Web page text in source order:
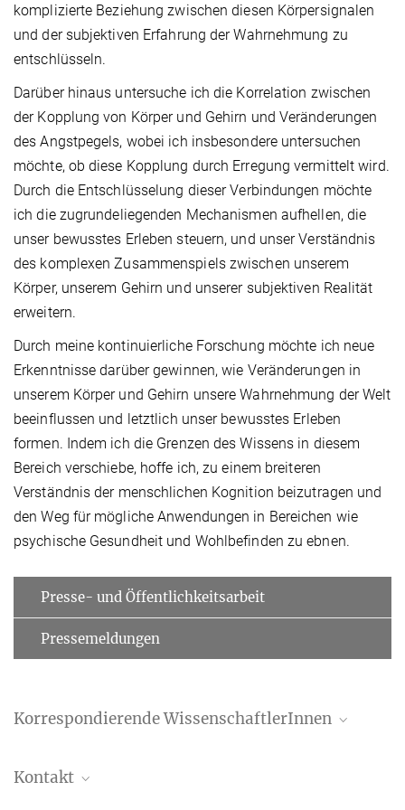
komplizierte Beziehung zwischen diesen Körpersignalen
und der subjektiven Erfahrung der Wahrnehmung zu
entschlüsseln.
Darüber hinaus untersuche ich die Korrelation zwischen
der Kopplung von Körper und Gehirn und Veränderungen
des Angstpegels, wobei ich insbesondere untersuchen
möchte, ob diese Kopplung durch Erregung vermittelt wird.
Durch die Entschlüsselung dieser Verbindungen möchte
ich die zugrundeliegenden Mechanismen aufhellen, die
unser bewusstes Erleben steuern, und unser Verständnis
des komplexen Zusammenspiels zwischen unserem
Körper, unserem Gehirn und unserer subjektiven Realität
erweitern.
Durch meine kontinuierliche Forschung möchte ich neue
Erkenntnisse darüber gewinnen, wie Veränderungen in
unserem Körper und Gehirn unsere Wahrnehmung der Welt
beeinflussen und letztlich unser bewusstes Erleben
formen. Indem ich die Grenzen des Wissens in diesem
Bereich verschiebe, hoffe ich, zu einem breiteren
Verständnis der menschlichen Kognition beizutragen und
den Weg für mögliche Anwendungen in Bereichen wie
psychische Gesundheit und Wohlbefinden zu ebnen.
Presse- und Öffentlichkeitsarbeit
Pressemeldungen
Korrespondierende WissenschaftlerInnen
puhlmann@...
Kontakt